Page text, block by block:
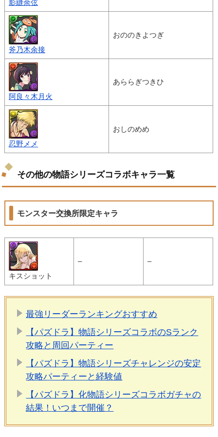
影縫余弦
斧乃木余接
おののきよつぎ
阿良々木月火
あららぎつきひ
忍野メメ
おしのめめ
その他の物語シリーズコラボキャラ一覧
モンスター交換所限定キャラ
キスショット
– –
最強リーダーランキングおすすめ
【パズドラ】物語シリーズコラボのSランク
攻略と周回パーティー
【パズドラ】物語シリーズチャレンジの安定
攻略パーティーと経験値
【パズドラ】化物語シリーズコラボガチャの
結果！いつまで開催？